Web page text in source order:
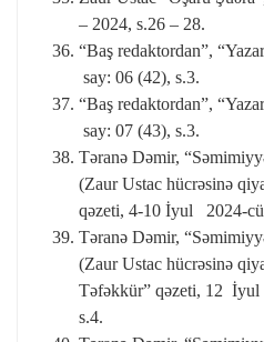
– 2024, s.26 – 28.
“Baş redaktordan”,
say: 06 (42), s.3.
“Baş redaktordan”,
say: 07 (43), s.3.
Təranə Dəmir,
(Zaur Ustac hücrəsinə
qəzeti, 4-10 İyul 2024-
Təranə Dəmir,
(Zaur Ustac hücrəsinə
Təfəkkür” qəzeti, 12
s.4.